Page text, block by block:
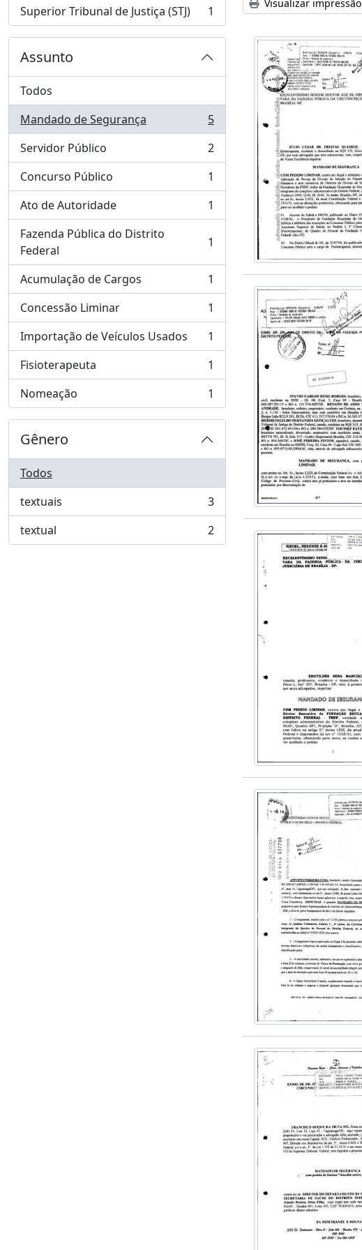
Superior Tribunal de Justiça (STJ)
, 1 resultados 1
Assunto
Todos
Mandado de Segurança
, 5 resultados
5
Servidor Público
, 2 resultados
2
Concurso Público
, 1 resultados
1
Ato de Autoridade
, 1 resultados
1
Fazenda Pública do Distrito
Federal
, 1 resultados 1
Acumulação de Cargos
, 1 resultados
1
Concessão Liminar
, 1 resultados
1
Importação de Veículos Usados
, 1 resultados
1
Fisioterapeuta
, 1 resultados
1
Nomeação
, 1 resultados 1
Gênero
Todos
textuais
, 3 resultados
3
textual
, 2 resultados 2
Visualizar impressão